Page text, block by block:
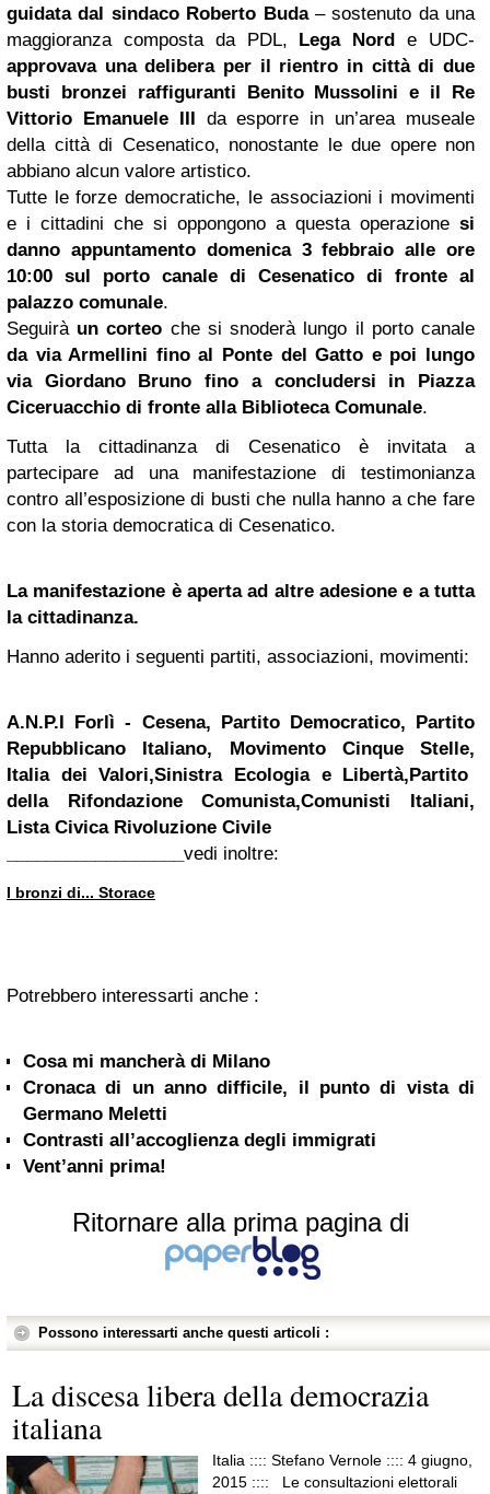
guidata dal sindaco Roberto Buda– sostenuto da una
maggioranza composta da PDL,
Lega Nord
e UDC-
approvava una delibera per il rientro in città di due
busti bronzei raffiguranti Benito Mussolini e il Re
Vittorio Emanuele III
da esporre in un’area museale
della città di Cesenatico, nonostante le due opere non
abbiano alcun valore artistico.
Tutte le forze democratiche, le associazioni i movimenti
e i cittadini che si oppongono a questa operazione si
danno appuntamento domenica 3 febbraio alle ore
10:00 sul porto canale di Cesenatico di fronte al
palazzo comunale.
Seguiràun corteo che si snoderà lungo il porto canale
da via Armellini fino al Ponte del Gatto e poi lungo
via Giordano Bruno fino a concludersi in Piazza
Ciceruacchio di fronte alla Biblioteca Comunale.
Tutta la cittadinanza di Cesenatico è invitata a
partecipare ad una manifestazione di testimonianza
contro all’esposizione di busti che nulla hanno a che fare
con la storia democratica di Cesenatico.
La manifestazione è aperta ad altre adesione e a tutta
la cittadinanza.
Hanno aderito i seguenti partiti, associazioni, movimenti:
A.N.P.I Forlì- Cesena, Partito Democratico,
Partito
Repubblicano Italiano,
Movimento Cinque Stelle,
Italia dei Valori,Sinistra Ecologia e Libertà, Partito
della Rifondazione Comunista,Comunisti Italiani,
Lista Civica Rivoluzione Civile
vedi inoltre:
I bronzi di... Storace
Potrebbero interessarti anche :
Cosa mi mancherà di Milano
Cronaca di un anno difficile, il punto di vista di
Germano Meletti
Contrasti all’accoglienza degli immigrati
Vent’anni prima!
Ritornare alla prima pagina di
Possono interessarti anche questi articoli :
La discesa libera della democrazia
italiana
Italia :::: Stefano Vernole :::: 4 giugno,
2015 :::: Le consultazioni elettorali